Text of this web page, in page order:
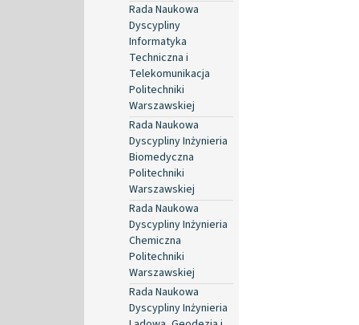
Rada Naukowa
Dyscypliny
Informatyka
Techniczna i
Telekomunikacja
Politechniki
Warszawskiej
Rada Naukowa
Dyscypliny Inżynieria
Biomedyczna
Politechniki
Warszawskiej
Rada Naukowa
Dyscypliny Inżynieria
Chemiczna
Politechniki
Warszawskiej
Rada Naukowa
Dyscypliny Inżynieria